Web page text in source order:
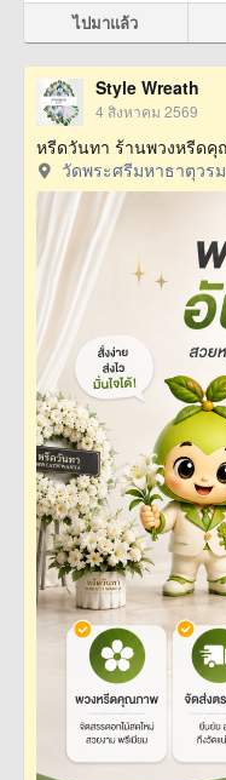
ไปมาแล้ว
Style Wreath
4 สิงหาคม 2569
หรีดวันทา ร้านพวงหรีดคุ
วัดพระศรีมหาธาตุวร